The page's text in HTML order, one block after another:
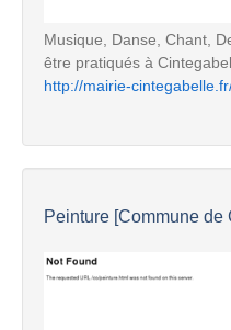
Musique, Danse, Chant,
être pratiqués à
http://mairie-
Peinture [Commune de